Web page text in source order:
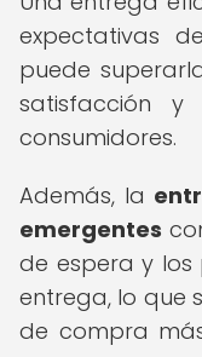
expectativas
puede
satisfacción
consumidores.
Además, la
emergentes
de espera y los
entrega, lo que
de compra